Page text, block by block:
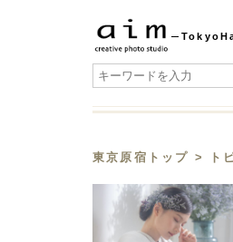
Tokyo
東京原宿トップ > ト